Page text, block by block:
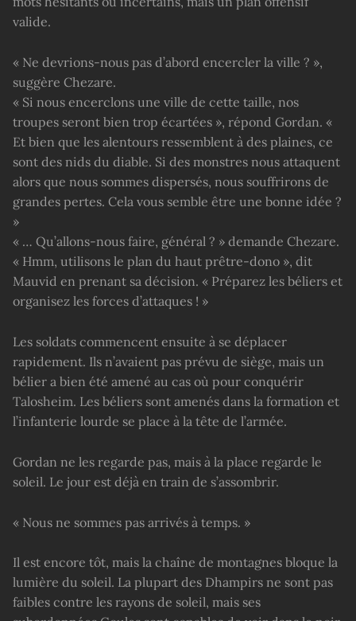
valide.
« Ne devrions-nous pas d’abord encercler la ville ? »,
suggère Chezare.
« Si nous encerclons une ville de cette taille, nos
troupes seront bien trop écartées », répond Gordan. «
Et bien que les alentours ressemblent à des plaines, ce
sont des nids du diable. Si des monstres nous attaquent
alors que nous sommes dispersés, nous souffrirons de
grandes pertes. Cela vous semble être une bonne idée ?
»
« … Qu’allons-nous faire, général ? » demande Chezare.
« Hmm, utilisons le plan du haut prêtre-dono », dit
Mauvid en prenant sa décision. « Préparez les béliers et
organisez les forces d’attaques ! »
Les soldats commencent ensuite à se déplacer
rapidement. Ils n’avaient pas prévu de siège, mais un
bélier a bien été amené au cas où pour conquérir
Talosheim. Les béliers sont amenés dans la formation et
l’infanterie lourde se place à la tête de l’armée.
Gordan ne les regarde pas, mais à la place regarde le
soleil. Le jour est déjà en train de s’assombrir.
« Nous ne sommes pas arrivés à temps. »
Il est encore tôt, mais la chaîne de montagnes bloque la
lumière du soleil. La plupart des Dhampirs ne sont pas
faibles contre les rayons de soleil, mais ses